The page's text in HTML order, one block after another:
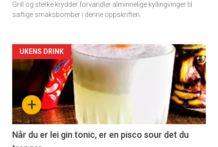
Grill og sterke krydder forvandler alminnelige kyllingvinger til
saftige smaksbomber i denne oppskriften.
Forsiden
akkurat
nå
-
2
+
UKENS DRINK
Når du er lei gin tonic, er en pisco sour det du